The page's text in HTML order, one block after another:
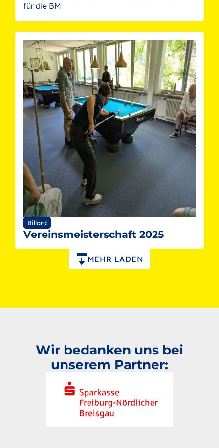
für die BM
Billard
Vereinsmeisterschaft 2025
Paginierung
MEHR LADEN
Wir bedanken uns bei
unserem Partner: